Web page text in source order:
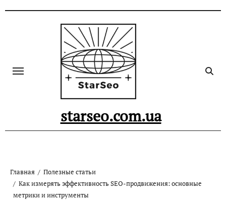
starseo.com.ua
Главная
Полезные статьи
Как измерять эффективность SEO-продвижения: основные
метрики и инструменты